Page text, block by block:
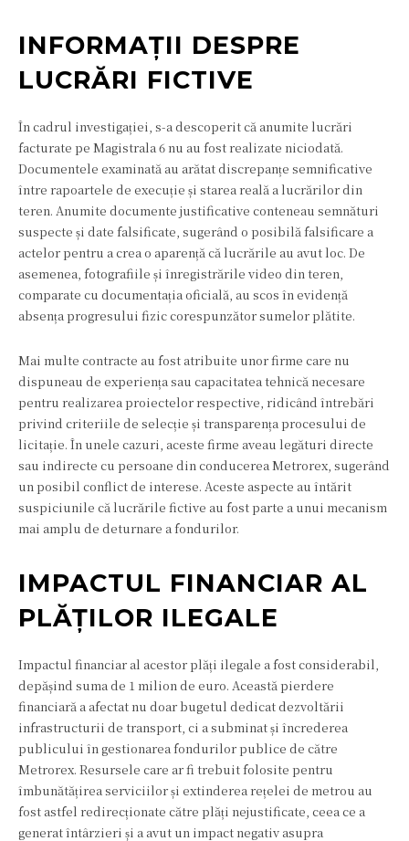
INFORMAȚII DESPRE
LUCRĂRI FICTIVE
În cadrul investigației, s-a descoperit că anumite lucrări
facturate pe Magistrala 6 nu au fost realizate niciodată.
Documentele examinată au arătat discrepanțe semnificative
între rapoartele de execuție și starea reală a lucrărilor din
teren. Anumite documente justificative conteneau semnături
suspecte și date falsificate, sugerând o posibilă falsificare a
actelor pentru a crea o aparență că lucrările au avut loc. De
asemenea, fotografiile și înregistrările video din teren,
comparate cu documentația oficială, au scos în evidență
absența progresului fizic corespunzător sumelor plătite.
Mai multe contracte au fost atribuite unor firme care nu
dispuneau de experiența sau capacitatea tehnică necesare
pentru realizarea proiectelor respective, ridicând întrebări
privind criteriile de selecție și transparența procesului de
licitație. În unele cazuri, aceste firme aveau legături directe
sau indirecte cu persoane din conducerea Metrorex, sugerând
un posibil conflict de interese. Aceste aspecte au întărit
suspiciunile că lucrările fictive au fost parte a unui mecanism
mai amplu de deturnare a fondurilor.
IMPACTUL FINANCIAR AL
PLĂȚILOR ILEGALE
Impactul financiar al acestor plăți ilegale a fost considerabil,
depășind suma de 1 milion de euro. Această pierdere
financiară a afectat nu doar bugetul dedicat dezvoltării
infrastructurii de transport, ci a subminat și încrederea
publicului în gestionarea fondurilor publice de către
Metrorex. Resursele care ar fi trebuit folosite pentru
îmbunătățirea serviciilor și extinderea rețelei de metrou au
fost astfel redirecționate către plăți nejustificate, ceea ce a
generat întârzieri și a avut un impact negativ asupra